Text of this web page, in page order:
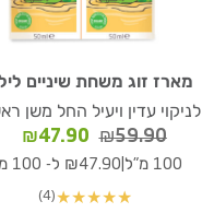
מארז זוג משחת שיניים
לניקוי עדין ויעיל החל משן
₪59.90
המחיר
המקורי
₪59.90.
₪47.90
100 מ"ל ₪47.90 ל- 100 מ"ל
★
★
★
★
★
(4)